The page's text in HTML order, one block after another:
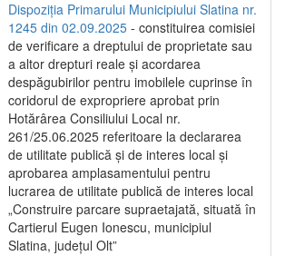
Dispoziția Primarului Municipiului Slatina nr.
1245 din 02.09.2025 - constituirea comisiei
de verificare a dreptului de proprietate sau
a altor drepturi reale și acordarea
despăgubirilor pentru imobilele cuprinse în
coridorul de expropriere aprobat prin
Hotărârea Consiliului Local nr.
261/25.06.2025 referitoare la declararea
de utilitate publică și de interes local și
aprobarea amplasamentului pentru
lucrarea de utilitate publică de interes local
„Construire parcare supraetajată, situată în
Cartierul Eugen Ionescu, municipiul
Slatina, județul Olt”